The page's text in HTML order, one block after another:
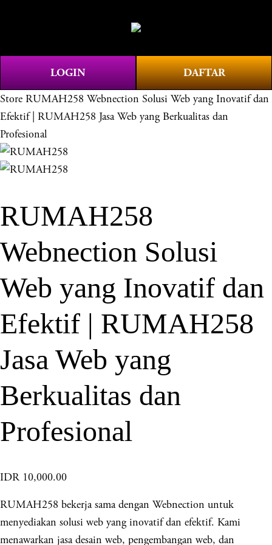
e
n
u
LOGIN DAFTAR
Store RUMAH258 Webnection Solusi Web yang Inovatif dan
Efektif | RUMAH258 Jasa Web yang Berkualitas dan
Profesional
RUMAH258
Webnection Solusi
Web yang Inovatif dan
Efektif | RUMAH258
Jasa Web yang
Berkualitas dan
Profesional
IDR 10,000.00
RUMAH258 bekerja sama dengan Webnection untuk
menyediakan solusi web yang inovatif dan efektif. Kami
menawarkan jasa desain web, pengembangan web, dan